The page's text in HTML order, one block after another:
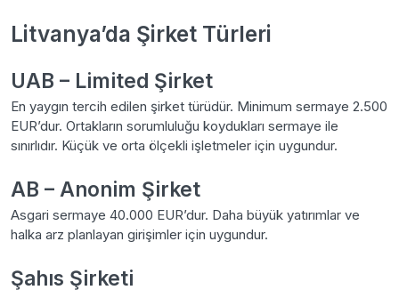
Litvanya’da Şirket Türleri
UAB – Limited Şirket
En yaygın tercih edilen şirket türüdür. Minimum sermaye 2.500
EUR’dur. Ortakların sorumluluğu koydukları sermaye ile
sınırlıdır. Küçük ve orta ölçekli işletmeler için uygundur.
AB – Anonim Şirket
Asgari sermaye 40.000 EUR’dur. Daha büyük yatırımlar ve
halka arz planlayan girişimler için uygundur.
Şahıs Şirketi